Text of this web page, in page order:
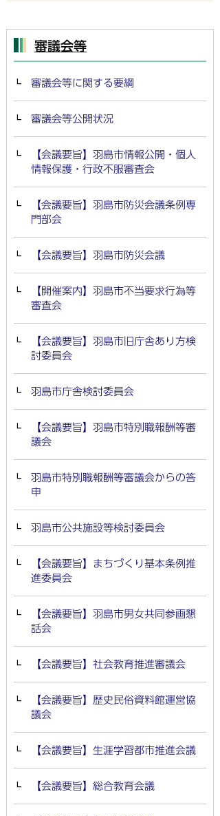
審議会等
審議会等に関する要綱
審議会等公開状況
【会議要旨】羽島市情報公開・個人
情報保護・行政不服審査会
【会議要旨】羽島市防災会議条例専
門部会
【会議要旨】羽島市防災会議
【開催案内】羽島市不当要求行為等
審査会
【会議要旨】羽島市旧庁舎あり方検
討委員会
羽島市庁舎検討委員会
【会議要旨】羽島市特別職報酬等審
議会
羽島市特別職報酬等審議会からの答
申
羽島市公共施設等検討委員会
【会議要旨】まちづくり基本条例推
進委員会
【会議要旨】羽島市男女共同参画懇
話会
【会議要旨】社会教育推進審議会
【会議要旨】歴史民俗資料館運営協
議会
【会議要旨】生涯学習都市推進会議
【会議要旨】総合教育会議